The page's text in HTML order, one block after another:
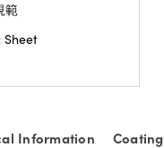
範
Sheet
Information